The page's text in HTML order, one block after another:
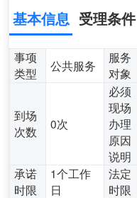
基本信息 受理条件
事项
类型
公共服务
服务
对象
到场
次数
0次
必须
现场
办理
原因
说明
承诺
时限
1个工作
日
法定
时限